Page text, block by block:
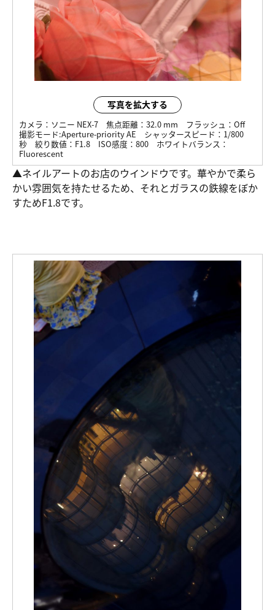
写真を拡大する
カメラ： ソニー NEX-7 焦点距離： 32.0 mm フラッシュ： Off
撮影モード:Aperture-priority AE シャッタースピード： 1/800
秒
絞り数値： F1.8 ISO感度： 800
ホワイトバランス：
Fluorescent
▲ネイルアートのお店のウインドウです。華やかで柔ら
かい雰囲気を持たせるため、それとガラスの鉄線をぼか
すためF1.8です。